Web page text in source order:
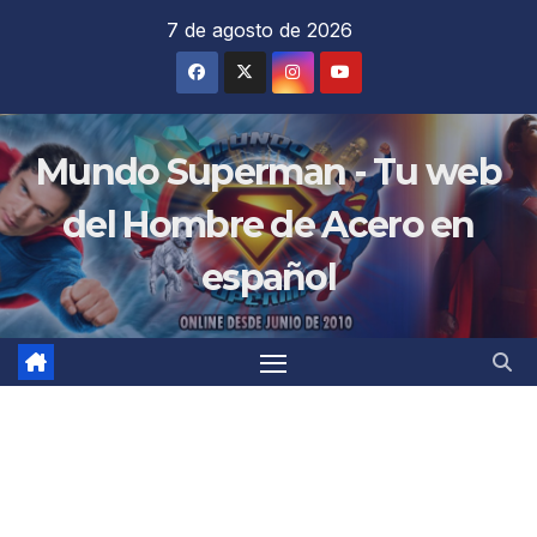
7 de agosto de 2026
Mundo Superman - Tu web
del Hombre de Acero en
español